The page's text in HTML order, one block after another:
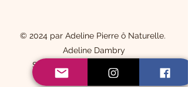
© 2024 par Adeline Pierre ô Naturelle.
Adeline Dambry
Siret du siège :
Contacter moi